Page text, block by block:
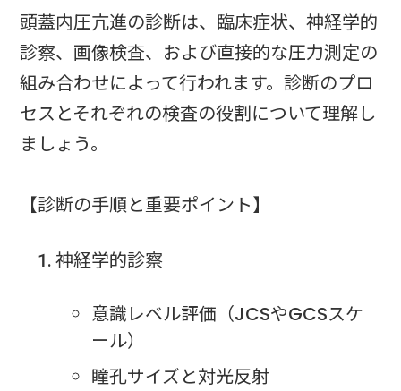
頭蓋内圧亢進の診断は、臨床症状、神経学的
診察、画像検査、および直接的な圧力測定の
組み合わせによって行われます。診断のプロ
セスとそれぞれの検査の役割について理解し
ましょう。
【診断の手順と重要ポイント】
神経学的診察
意識レベル評価（JCSやGCSスケ
ール）
瞳孔サイズと対光反射